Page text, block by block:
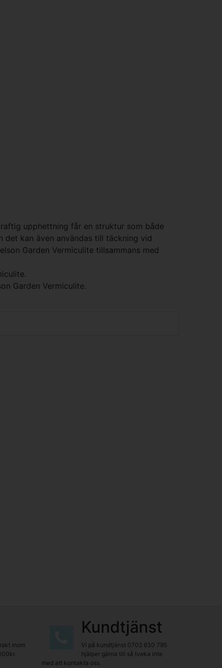
upphettning får en struktur som både
kan även användas till täckning vid
Garden Vermiculite tillsammans med
Garden Vermiculite.
inom
Kundtjänst
Vi på kundtjänst 0702 630 795
hjälper gärna till så tveka inte
med att kontakta oss.